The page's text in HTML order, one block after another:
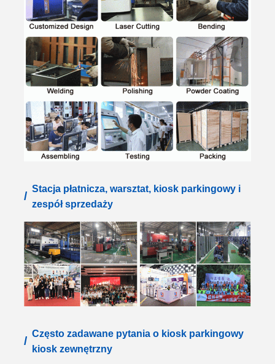
/
Stacja płatnicza, warsztat, kiosk parkingowy i
zespół sprzedaży
/
Często zadawane pytania o kiosk parkingowy
kiosk zewnętrzny